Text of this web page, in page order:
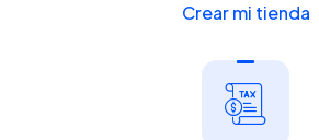
Crear mi tienda